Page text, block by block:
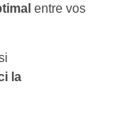
entre vos
la